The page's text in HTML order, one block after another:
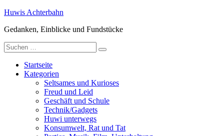
Zum
springen
Huwis Achterbahn
Gedanken, Einblicke und Fundstücke
Suche
nach:
Startseite
Kategorien
Seltsames und Kurioses
Freud und Leid
Geschäft und Schule
Technik/Gadgets
Huwi unterwegs
Konsumwelt, Rat und Tat